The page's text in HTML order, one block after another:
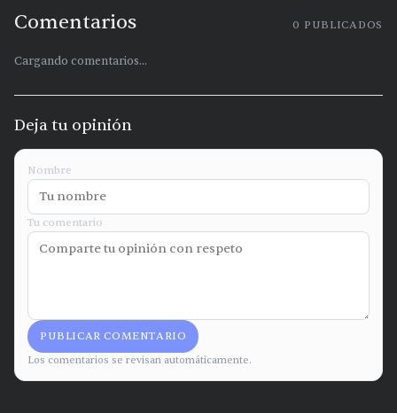
Comentarios 0 PUBLICADOS
Cargando comentarios...
Deja tu opinión
Nombre
Tu comentario
PUBLICAR COMENTARIO
Los comentarios se revisan automáticamente.